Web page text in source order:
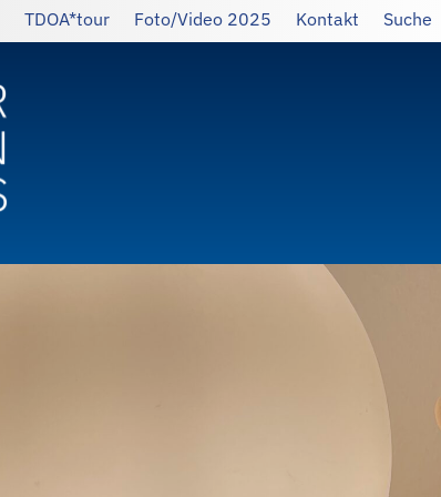
TDOA*tour Foto/Video 2025 Kontakt Suche